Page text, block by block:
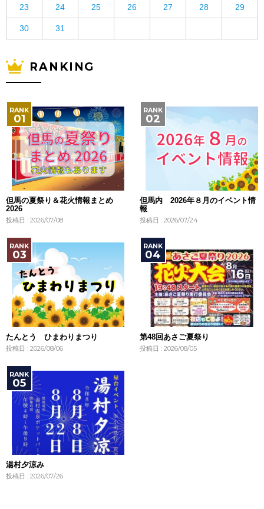
23 24 25 26 27 28 29
30 31
RANKING
但馬の夏祭り＆花火情報まとめ
2026
投稿日 : 2026/07/08
但馬内 2026年８月のイベント情
報
投稿日 : 2026/07/24
たんとう ひまわりまつり
投稿日 : 2026/08/06
第48回あさご夏祭り
投稿日 : 2026/08/05
湯村夕涼み
投稿日 : 2026/07/26